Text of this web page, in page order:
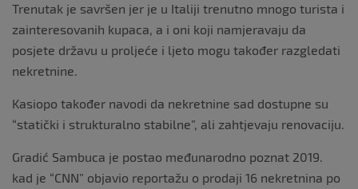
Trenutak je savršen jer je u Italiji trenutno mnogo turista i
zainteresovanih kupaca, a i oni koji namjeravaju da
posjete državu u proljeće i ljeto mogu također razgledati
nekretnine.
Kasiopo također navodi da nekretnine sad dostupne su
“statički i strukturalno stabilne”, ali zahtjevaju renovaciju.
Gradić Sambuca je postao međunarodno poznat 2019.
kad je “CNN” objavio reportažu o prodaji 16 nekretnina po